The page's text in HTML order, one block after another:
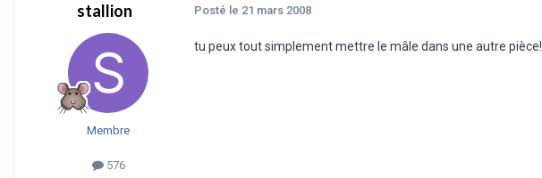
stallion
Membre
576
Posté le 21 mars 2008
tu peux tout simplement mettre le mâle dans une autre pièce!